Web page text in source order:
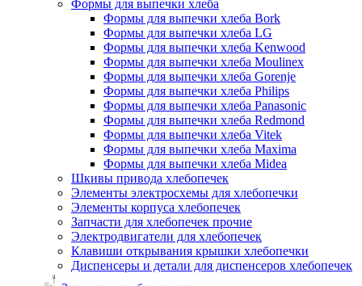
Формы для выпечки хлеба
Формы для выпечки хлеба Bork
Формы для выпечки хлеба LG
Формы для выпечки хлеба Kenwood
Формы для выпечки хлеба Moulinex
Формы для выпечки хлеба Gorenje
Формы для выпечки хлеба Philips
Формы для выпечки хлеба Panasonic
Формы для выпечки хлеба Redmond
Формы для выпечки хлеба Vitek
Формы для выпечки хлеба Maxima
Формы для выпечки хлеба Midea
Шкивы привода хлебопечек
Элементы электросхемы для хлебопечки
Элементы корпуса хлебопечек
Запчасти для хлебопечек прочие
Электродвигатели для хлебопечек
Клавиши открывания крышки хлебопечки
Диспенсеры и детали для диспенсеров хлебопечек